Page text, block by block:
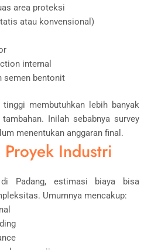
area proteksi
atau konvensional)
internal
semen bentonit
membutuhkan lebih banyak
Inilah sebabnya survey
menentukan anggaran final.
Proyek Industri
Padang, estimasi biaya bisa
Umumnya mencakup: